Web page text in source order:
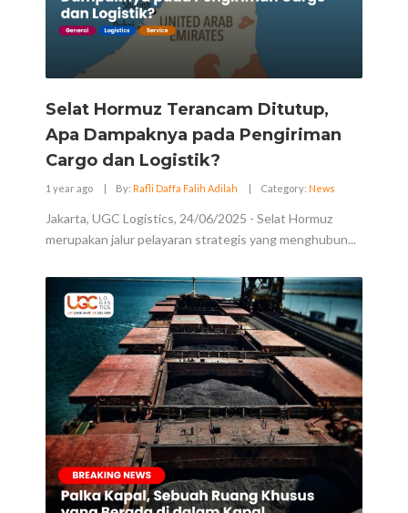
Selat Hormuz Terancam Ditutup,
Apa Dampaknya pada Pengiriman
Cargo dan Logistik?
1 year ago | By: Rafli Daffa Falih Adilah | Category: News
Jakarta, UGC Logistics, 24/06/2025 - Selat Hormuz
merupakan jalur pelayaran strategis yang menghubun...